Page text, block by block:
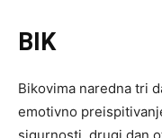
BIK
Bikovima naredna tri
emotivno